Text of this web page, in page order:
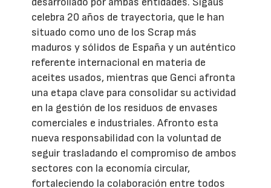
celebra 20 años de trayectoria, que le han
situado como uno de los Scrap más
maduros y sólidos de España y un auténtico
referente internacional en materia de
aceites usados, mientras que Genci afronta
una etapa clave para consolidar su actividad
en la gestión de los residuos de envases
comerciales e industriales. Afronto esta
nueva responsabilidad con la voluntad de
seguir trasladando el compromiso de ambos
sectores con la economía circular,
fortaleciendo la colaboración entre todos